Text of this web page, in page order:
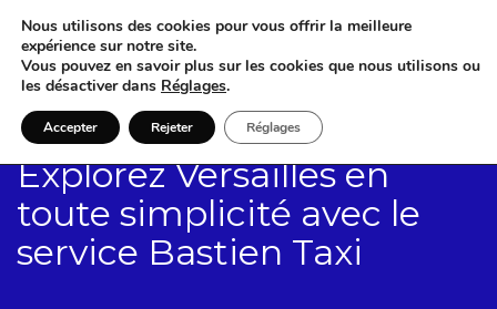
Explorez Versailles en
toute simplicité avec le
service Bastien Taxi
Nous utilisons des cookies pour vous offrir la meilleure
expérience sur notre site.
Vous pouvez en savoir plus sur les cookies que nous utilisons ou
les désactiver dans Réglages.
Accepter Rejeter Réglages